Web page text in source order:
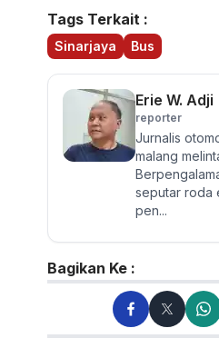
Tags Terkait :
Sinarjaya Bus
Erie W. Adji
reporter
Jurnalis
malang
seputar roda
pen...
Bagikan Ke :